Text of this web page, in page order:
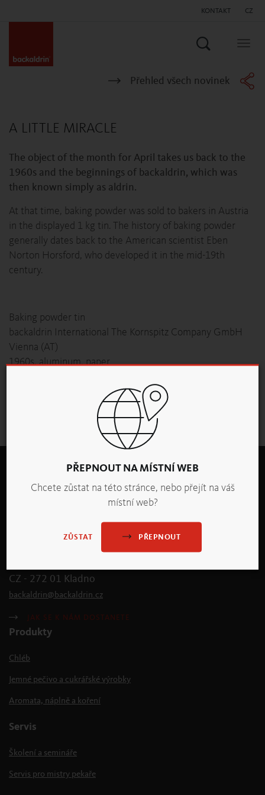
PŘEPNOUT NA MÍSTNÍ WEB
Chcete zůstat na této stránce, nebo přejít na váš
místní web?
ZŮSTAT PŘEPNOUT
KONTAKT CZ
Vyhledat
Přehled všech novinek
A LITTLE MIRACLE
The object of the month for April takes us back to the
1960s and the beginnings of backaldrin, which was
then known simply as aldrin.
At that time, baking powder was sold to bakers in Austria
in the displayed 1 kg tin. The history of baking powder
generally dates back to the American scientist Eben
Norton Horsford, who developed it in the mid-19th
century.
Baking powder tin
backaldrin International The Kornspitz Company GmbH
Vienna (AT)
1960s, aluminum, paper
Přehled všech novinek
CZ - 272 01 Kladno
backaldrin@ backaldrin. cz
JAK SE K NÁM DOSTANETE
Produkty
Chléb
Jemné pečivo a cukrářské výrobky
Aromata, náplně a koření
Servis
Školení a semináře
Servis pro mistry pekaře